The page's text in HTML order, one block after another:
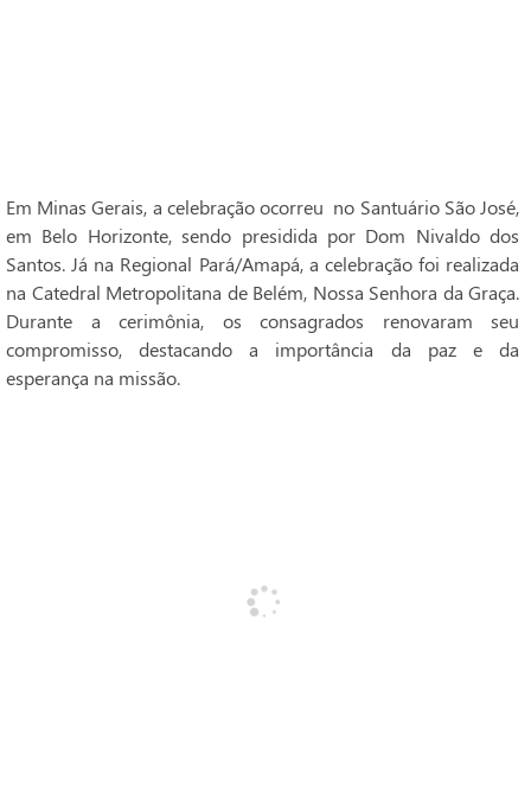
Em Minas Gerais, a celebração ocorreu no Santuário São José,
em Belo Horizonte, sendo presidida por Dom Nivaldo dos
Santos. Já na Regional Pará/Amapá, a celebração foi realizada
na Catedral Metropolitana de Belém, Nossa Senhora da Graça.
Durante a cerimônia, os consagrados renovaram seu
compromisso, destacando a importância da paz e da
esperança na missão.